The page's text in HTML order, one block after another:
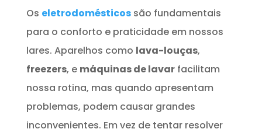
Os eletrodomésticos são fundamentais
para o conforto e praticidade em nossos
lares. Aparelhos como lava-louças,
freezers, e máquinas de lavarfacilitam
nossa rotina, mas quando apresentam
problemas, podem causar grandes
inconvenientes. Em vez de tentar resolver